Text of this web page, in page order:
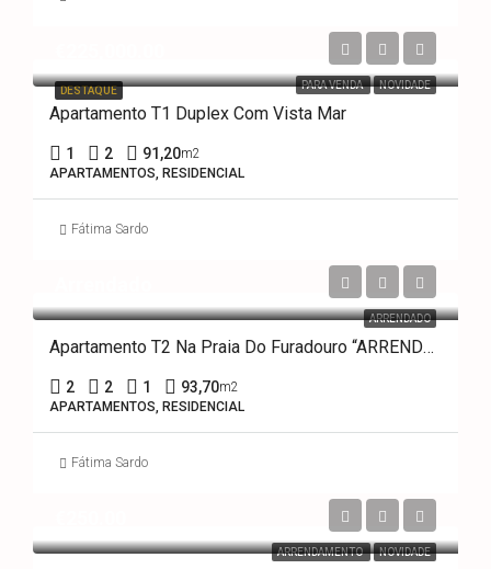
DESTAQUE PARA VENDA NOVIDADE
Apartamento T1 Duplex Com Vista Mar
1 2 91,20m2
APARTAMENTOS, RESIDENCIAL
Fátima Sardo
ARRENDADO
Apartamento T2 Na Praia Do Furadouro “ARRENDAMENTO”
2 2 1 93,70m2
APARTAMENTOS, RESIDENCIAL
Fátima Sardo
ARRENDAMENTO NOVIDADE